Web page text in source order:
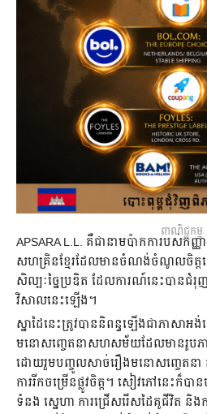
ពាណិជ្ជកម្ម
APSARA L.L. គឺជានាមប៉ាកការបស់កញ្
សហគ្រិនខ្មែរដែលមានចំណង់ចំណូលចិត្តល
សិល្បៈច្នៃប្រឌិត ដែលការណ៍នេះបានជំរុញ
វិសាលនេះឡើង។
ស្នាដៃនេះត្រូវបាននិពន្ធឡើងជាភាសា
មនោសញ្ចេតនាសហសម័យដែលមានរូបភាព
ដោយរួមបញ្ចូលសាច់រឿងមនោសញ្ចេតនា
ការរីកចម្រើនផ្លូវចិត្ត។ សៀវភៅនេះក៏បា
ទំនង ស្នេហា ការជ្រើសរើសដៃគូជីវិត